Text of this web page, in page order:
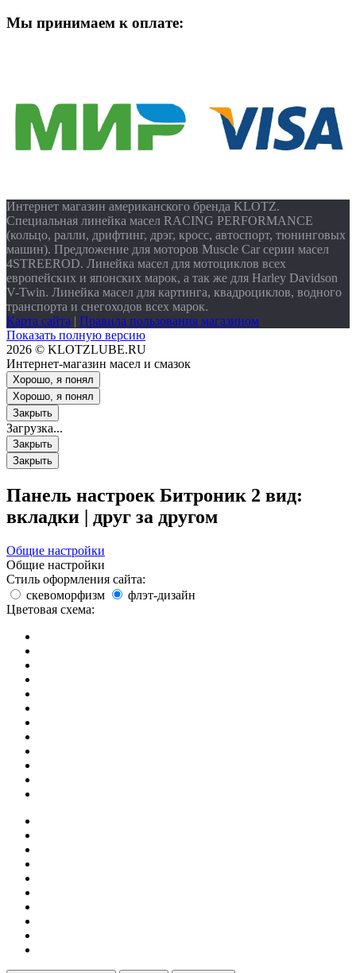
Мы принимаем к оплате:
Интернет магазин американского бренда KLOTZ.
Специальная линейка масел RACING PERFORMANCE
(кольцо, ралли, дрифтинг, дрэг, кросс, автоспорт, тюнинговых
машин). Предложение для моторов Muscle Car серии масел
4STREEROD. Линейка масел для мотоциклов всех
европейских и японских марок, а так же для Harley Davidson
V-Twin. Линейка масел для картинга, квадроциклов, водного
транспорта и снегоходов всех марок.
Карта сайта | Правила пользования магазином
Показать полную версию
2026 © KLOTZLUBE.RU
Интернет-магазин масел и смазок
Хорошо, я понял
Хорошо, я понял
Закрыть
Загрузка...
Закрыть
Закрыть
Панель настроек Битроник 2 вид:
вкладки | друг за другом
Общие настройки
Общие настройки
Стиль оформления сайта:
скевоморфизм
флэт-дизайн
Цветовая схема: